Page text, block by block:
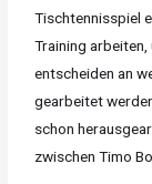
Tischtennisspiel
Training arbeiten,
entscheiden an
gearbeitet
schon
zwischen Timo